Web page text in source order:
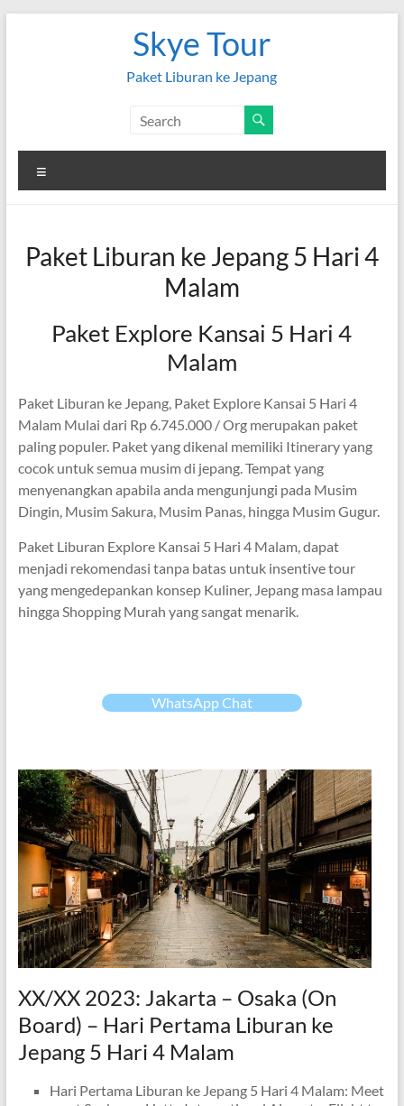
Skye Tour
Paket Liburan ke Jepang
Paket Liburan ke Jepang 5 Hari 4
Malam
Paket Explore Kansai 5 Hari 4
Malam
Paket Liburan ke Jepang, Paket Explore Kansai 5 Hari 4
Malam Mulai dari Rp 6.745.000 / Org merupakan paket
paling populer. Paket yang dikenal memiliki Itinerary yang
cocok untuk semua musim di jepang. Tempat yang
menyenangkan apabila anda mengunjungi pada Musim
Dingin, Musim Sakura, Musim Panas, hingga Musim Gugur.
Paket Liburan Explore Kansai 5 Hari 4 Malam, dapat
menjadi rekomendasi tanpa batas untuk insentive tour
yang mengedepankan konsep Kuliner, Jepang masa lampau
hingga Shopping Murah yang sangat menarik.
WhatsApp Chat
XX/XX 2023: Jakarta – Osaka (On
Board) – Hari Pertama Liburan ke
Jepang 5 Hari 4 Malam
Hari Pertama Liburan ke Jepang 5 Hari 4 Malam: Meet